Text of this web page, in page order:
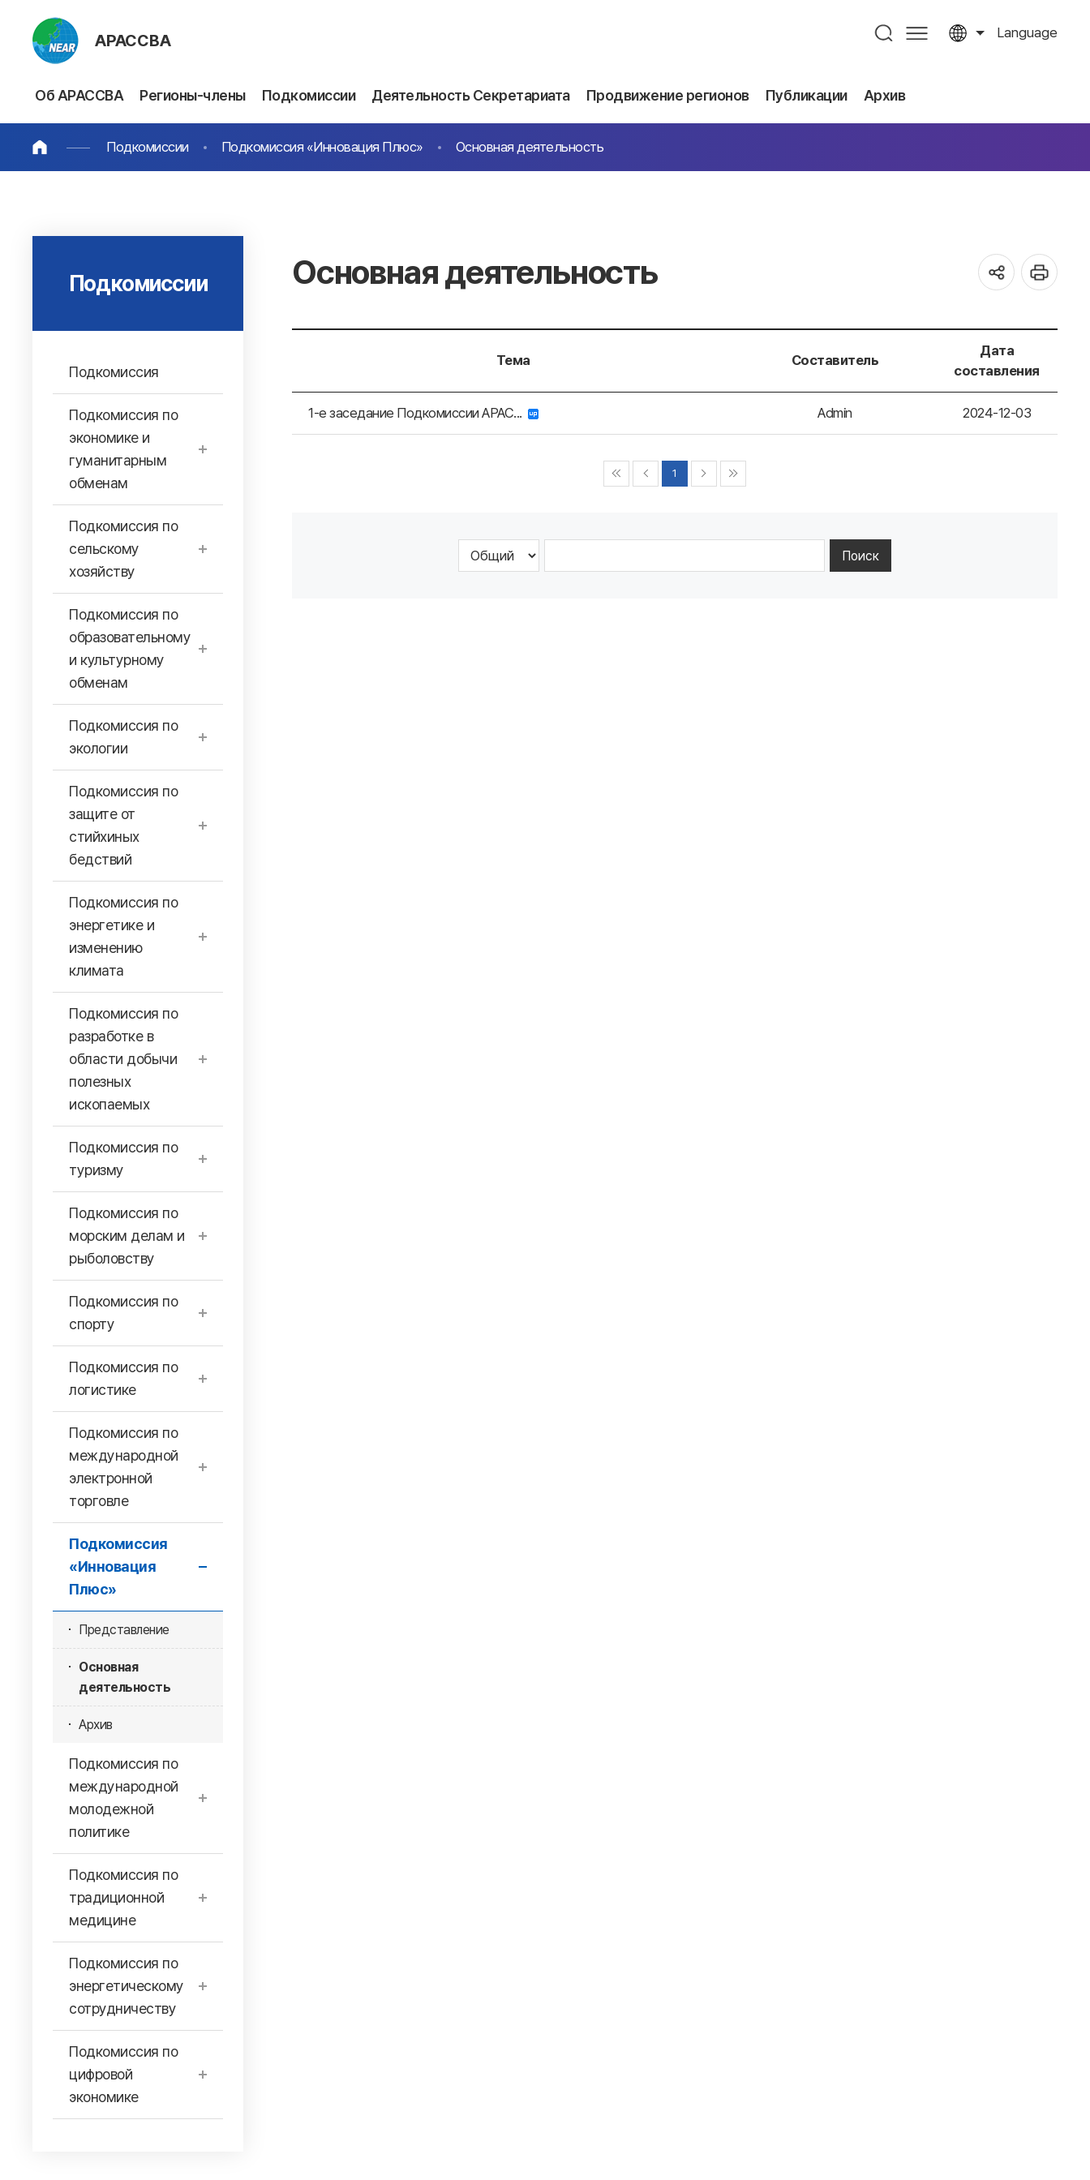
АРАССВА Language
Об АРАССВА Регионы-члены Подкомиссии Деятельность Секретариата Продвижение регионов Публикации Архив
Подкомиссии Подкомиссия «Инновация Плюс» Основная деятельность
Подкомиссии
Подкомиссия
Подкомиссия по
экономике и
гуманитарным
обменам
Подкомиссия по
сельскому
хозяйству
Подкомиссия по
образовательному
и культурному
обменам
Подкомиссия по
экологии
Подкомиссия по
защите от
стийхиных
бедствий
Подкомиссия по
энергетике и
изменению
климата
Подкомиссия по
разработке в
области добычи
полезных
ископаемых
Подкомиссия по
туризму
Подкомиссия по
морским делам и
рыболовству
Подкомиссия по
спорту
Подкомиссия по
логистике
Подкомиссия по
международной
электронной
торговле
Подкомиссия
«Инновация
Плюс»
Представление
Основная
деятельность
Архив
Подкомиссия по
международной
молодежной
политике
Подкомиссия по
традиционной
медицине
Подкомиссия по
энергетическому
сотрудничеству
Подкомиссия по
цифровой
экономике
Основная деятельность
Тема Составитель
Дата
составления
1-е заседание Подкомиссии АРАС... Admin 2024-12-03
1
Поиск